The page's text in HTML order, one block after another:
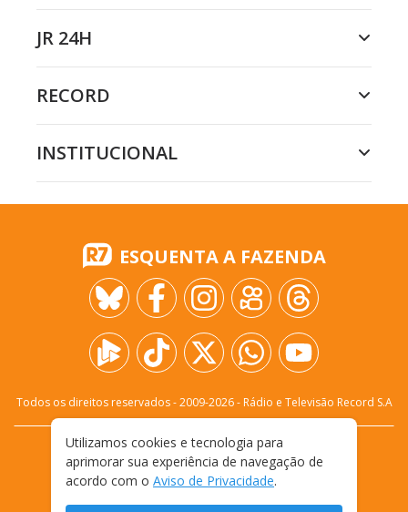
JR 24H
RECORD
INSTITUCIONAL
ESQUENTA A FAZENDA
Todos os direitos reservados - 2009-2026- Rádio e Televisão Record S.A
FALE CONOSCO
PRIVACIDADE
TERMOS E CONDIÇÕES DE USO
Utilizamos cookies e tecnologia para
aprimorar sua experiência de navegação de
acordo com o Aviso de Privacidade.